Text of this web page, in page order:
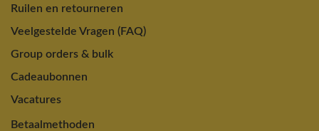
Ruilen en retourneren
Veelgestelde Vragen (FAQ)
Group orders & bulk
Cadeaubonnen
Vacatures
Betaalmethoden